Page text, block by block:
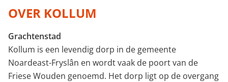
OVER KOLLUM
Grachtenstad
Kollum is een levendig dorp in de gemeente
Noardeast-Fryslân en wordt vaak de poort van de
Friese Wouden genoemd. Het dorp ligt op de overgang